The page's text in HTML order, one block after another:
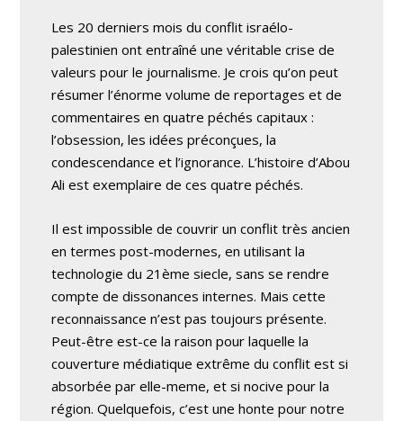
Les 20 derniers mois du conflit israélo-
palestinien ont entraîné une véritable crise de
valeurs pour le journalisme. Je crois qu’on peut
résumer l’énorme volume de reportages et de
commentaires en quatre péchés capitaux :
l’obsession, les idées préconçues, la
condescendance et l’ignorance. L’histoire d’Abou
Ali est exemplaire de ces quatre péchés.
Il est impossible de couvrir un conflit très ancien
en termes post-modernes, en utilisant la
technologie du 21ème siecle, sans se rendre
compte de dissonances internes. Mais cette
reconnaissance n’est pas toujours présente.
Peut-être est-ce la raison pour laquelle la
couverture médiatique extrême du conflit est si
absorbée par elle-meme, et si nocive pour la
région. Quelquefois, c’est une honte pour notre